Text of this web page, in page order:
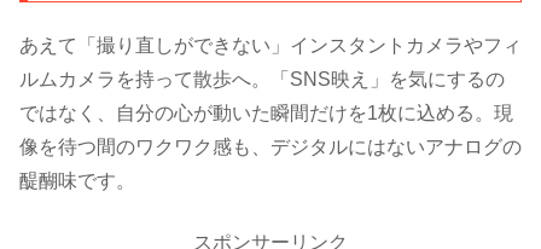
あえて「撮り直しができない」インスタントカメラやフィ
ルムカメラを持って散歩へ。「SNS映え」を気にするの
ではなく、自分の心が動いた瞬間だけを1枚に込める。現
像を待つ間のワクワク感も、デジタルにはないアナログの
醍醐味です。
スポンサーリンク